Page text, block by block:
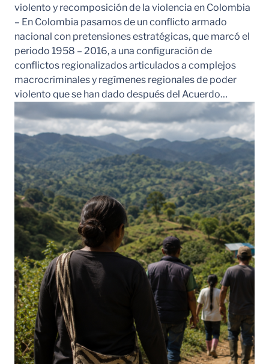
violento y recomposición de la violencia en Colombia
– En Colombia pasamos de un conflicto armado
nacional con pretensiones estratégicas, que marcó el
periodo 1958 – 2016, a una configuración de
conflictos regionalizados articulados a complejos
macrocriminales y regímenes regionales de poder
violento que se han dado después del Acuerdo…